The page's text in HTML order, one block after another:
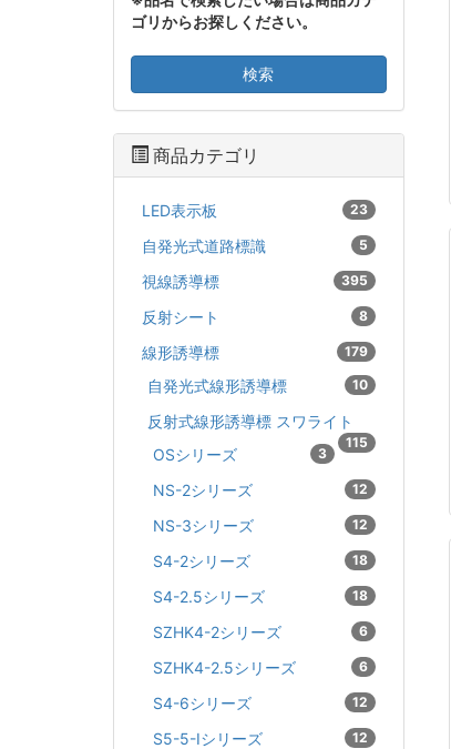
ゴリからお探しください。
検索
商品カテゴリ
LED表示板 23
自発光式道路標識 5
視線誘導標 395
反射シート 8
線形誘導標 179
自発光式線形誘導標 10
反射式線形誘導標 スワライト
115
OSシリーズ 3
NS-2シリーズ 12
NS-3シリーズ 12
S4-2シリーズ 18
S4-2.5シリーズ 18
SZHK4-2シリーズ 6
SZHK4-2.5シリーズ 6
S4-6シリーズ 12
S5-5-Iシリーズ 12